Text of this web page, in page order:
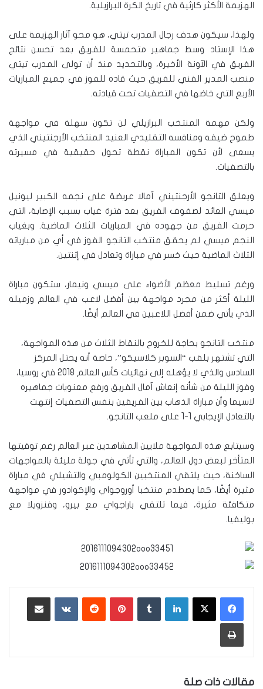
الهزيمة الأكثر كارثية في تاريخ الكرة البرازيلية.
ولهذا، سيكون هدف رجال المدرب تيتي، هو محو آثار الهزيمة على
هذا الإستاد وسط جماهير متحمسة للفريق بعد تحسن نتائج
الفريق في الآونة الأخيرة، وبالتحديد منذ أن تولى المدرب تيتي
منصب المدير الفني للفريق حيث قاده للفوز في جميع المباريات
الأربع التي خاضها في التصفيات تحت قيادته.
ولكن مهمة المنتخب البرازيلي لن تكون سهلة في مواجهة
طموح ضيفه ومنافسه التقليدي العنيد المنتخب الأرجنتيني الذي
يسعى لأن تكون المباراة نقطة تحول حقيقية في مسيرته
بالتصفيات.
ويعلق التانجو الأرجنتيني آمالا عريضة على نجمه الكبير ليونيل
ميسي العائد لصفوف الفريق بعد فترة غياب بسبب الإصابة، التي
حرمت الفريق من جهوده في المباريات الثلاث الماضية. وبغياب
النجم ميسي لم يحقق منتخب التانجو الفوز في أي من مبارياته
الثلاث الماضية حيث خسر في مباراة وتعادل في إثنتين.
ورغم تسليط معظم الأضواء على ميسي ونيمار، ستكون مباراة
الليلة أكثر من مجرد مواجهة بين أفضل لاعب في العالم وزميله
الذي يأتي ضمن أفضل اللاعبين في العالم أيضًا.
منتخب التانجو بحاجة للخروج بالنقاط الثلاث من هذه المواجهة،
التي تشتهر بلقب “السوبر كلاسيكو”، خاصة أنه يحتل المركز
السادس والذي لا يؤهله إلى نهائيات كأس العالم 2018 في روسيا،
وفوز الليلة من شأنه إنعاش آمال الفريق ورفع معنويات جماهيره
لاسيما وأن مباراة الذهاب بين الفريقين بنفس التصفيات إنتهت
بالتعادل الإيجابي 1-1 على ملعب التانجو.
وسيتابع هذه المواجهة ملايين المشاهدين عبر العالم رغم توقيتها
المتأخر لبعض دول العالم، والتي تأتي في جولة مليئة بالمواجهات
الساخنة، حيث يلتقي المنتخبين الكولومبي والتشيلي في مباراة
مثيرة أيضًا، كما يصطدم منتخبا أوروجواي والإكوادور في مواجهة
متكافئة مثيرة، فيما تلتقي باراجواي مع بيرو، وفنزويلا مع
بوليفيا.
لينكدإن بينتيريست ‏VKontakte
طباعة
مقالات ذات صلة